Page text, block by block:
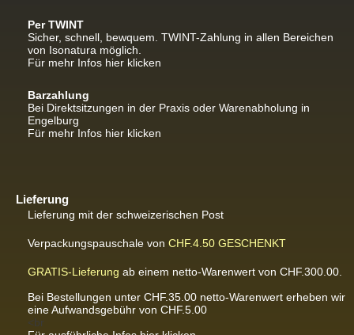
Per TWINT
Sicher, schnell, bewquem. TWINT-Zahlung in allen Bereichen
von Isonatura möglich.
Für mehr Infos hier klicken
Barzahlung
Bei Direktsitzungen in der Praxis oder Warenabholung in
Engelburg
Für mehr Infos hier klicken
Lieferung
Lieferung mit der schweizerischen Post
Verpackungspauschale von CHF.4.50 GESCHENKT
GRATIS-Lieferung ab einem netto-Warenwert von CHF.300.00.
Bei Bestellungen unter CHF.35.00 netto-Warenwert erheben wir
eine Aufwandsgebühr von CHF.5.00
<br